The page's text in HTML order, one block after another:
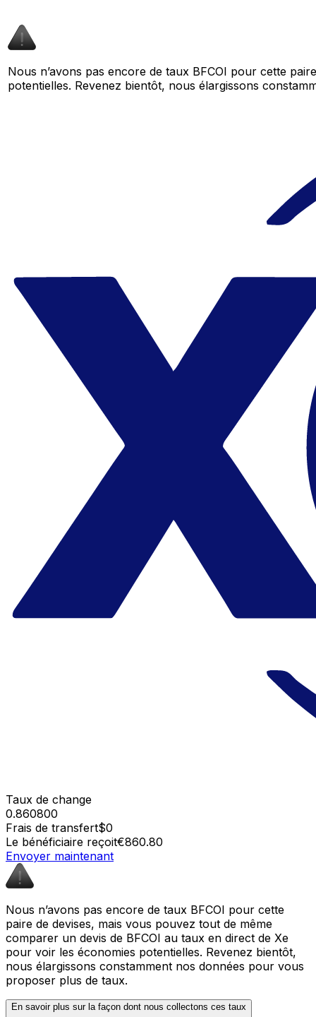
Nous n’avons pas encore de taux BFCOI pour cette
potentielles. Revenez bientôt, nous élargissons
Taux de change
0.860800
Frais de transfert$0
Le bénéficiaire reçoit€860.80
Envoyer maintenant
Nous n’avons pas encore de taux BFCOI pour cette
paire de devises, mais vous pouvez tout de même
comparer un devis de BFCOI au taux en direct de Xe
pour voir les économies potentielles. Revenez bientôt,
nous élargissons constamment nos données pour vous
proposer plus de taux.
En savoir plus sur la façon dont nous collectons ces taux